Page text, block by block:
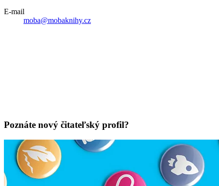
E-mail
moba@mobaknihy.cz
Poznáte nový čitateľský profil?